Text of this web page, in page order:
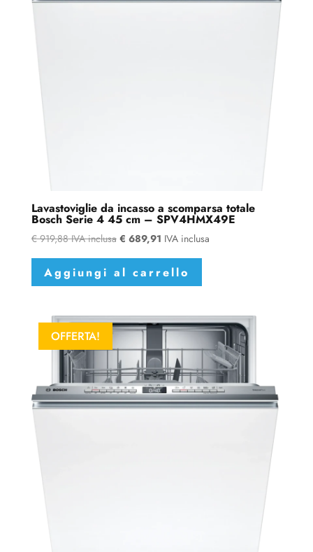
Lavastoviglie da incasso a scomparsa totale
Bosch Serie 4 45 cm – SPV4HMX49E
€919,88 IVA inclusa € 689,91 IVA inclusa
Aggiungi al carrello
OFFERTA!